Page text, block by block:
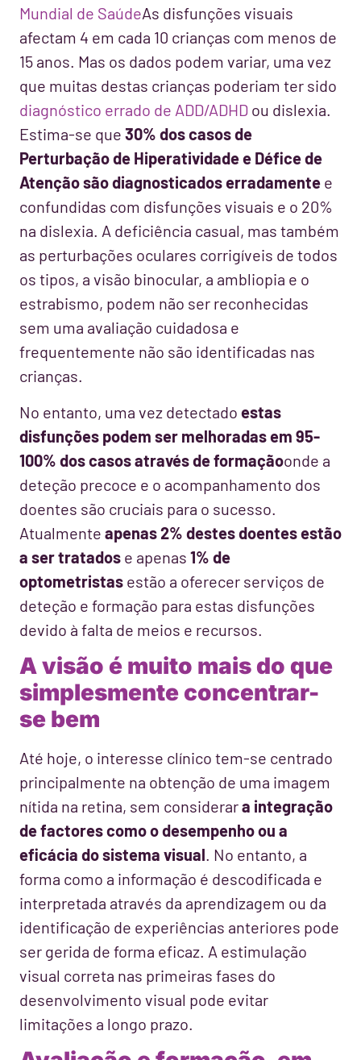
Mundial de SaúdeAs disfunções visuais
afectam 4 em cada 10 crianças com menos de
15 anos. Mas os dados podem variar, uma vez
que muitas destas crianças poderiam ter sido
diagnóstico errado de ADD/ADHD ou dislexia.
Estima-se que 30% dos casos de
Perturbação de Hiperatividade e Défice de
Atenção são diagnosticados erradamente e
confundidas com disfunções visuais e o 20%
na dislexia. A deficiência casual, mas também
as perturbações oculares corrigíveis de todos
os tipos, a visão binocular, a ambliopia e o
estrabismo, podem não ser reconhecidas
sem uma avaliação cuidadosa e
frequentemente não são identificadas nas
crianças.
No entanto, uma vez detectado estas
disfunções podem ser melhoradas em 95-
100% dos casos através de formaçãoonde a
deteção precoce e o acompanhamento dos
doentes são cruciais para o sucesso.
Atualmente apenas 2% destes doentes estão
a ser tratados e apenas 1% de
optometristas estão a oferecer serviços de
deteção e formação para estas disfunções
devido à falta de meios e recursos.
A visão é muito mais do que
simplesmente concentrar-
se bem
Até hoje, o interesse clínico tem-se centrado
principalmente na obtenção de uma imagem
nítida na retina, sem considerara integração
de factores como o desempenho ou a
eficácia do sistema visual. No entanto, a
forma como a informação é descodificada e
interpretada através da aprendizagem ou da
identificação de experiências anteriores pode
ser gerida de forma eficaz. A estimulação
visual correta nas primeiras fases do
desenvolvimento visual pode evitar
limitações a longo prazo.